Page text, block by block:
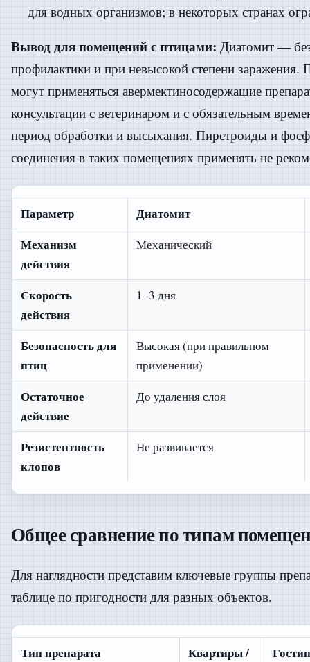
для водных организмов; в некоторых странах
Вывод для помещений с птицами: Диатомит —
профилактики и при невысокой степени заражения.
могут применяться авермектиносодержащие
консультации с ветеринаром и с обязательным
период обработки и высыхания. Пиретроиды и
соединения в таких помещениях применять не
Параметр
Диатомит
Механизм
действия
Механический
Скорость
действия
1–3 дня
Безопасность для
птиц
Высокая (при правильном
применении)
Остаточное
действие
До удаления слоя
Резистентность
клопов
Не развивается
Общее сравнение по типам
Для наглядности представим ключевые группы
таблице по пригодности для разных объектов.
Тип препарата
Квартиры /